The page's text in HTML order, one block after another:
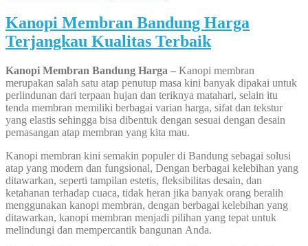
Kanopi Membran Bandung Harga
Terjangkau Kualitas Terbaik
Kanopi Membran Bandung Harga – Kanopi membran
merupakan salah satu atap penutup masa kini banyak dipakai untuk
perlindunan dari terpaan hujan dan teriknya matahari, selain itu
tenda membran memiliki berbagai varian harga, sifat dan tekstur
yang elastis sehingga bisa dibentuk dengan sesuai dengan desain
pemasangan atap membran yang kita mau.
Kanopi membran kini semakin populer di Bandung sebagai solusi
atap yang modern dan fungsional, Dengan berbagai kelebihan yang
ditawarkan, seperti tampilan estetis, fleksibilitas desain, dan
ketahanan terhadap cuaca, tidak heran jika banyak orang beralih
menggunakan kanopi membran, dengan berbagai kelebihan yang
ditawarkan, kanopi membran menjadi pilihan yang tepat untuk
melindungi dan mempercantik bangunan Anda.